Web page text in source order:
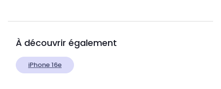
À découvrir également
iPhone 16e